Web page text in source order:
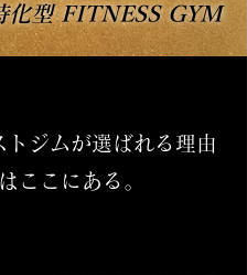
化型 FITNESS GYM
トジムが選ばれる理由
はここにある。